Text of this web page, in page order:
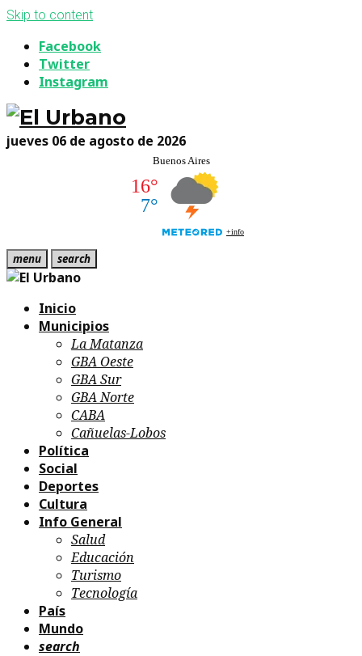
Skip to content
Facebook
Twitter
Instagram
jueves 06 de agosto de 2026
menu search
Inicio
Municipios
La Matanza
GBA Oeste
GBA Sur
GBA Norte
CABA
Cañuelas-Lobos
Política
Social
Deportes
Cultura
Info General
Salud
Educación
Turismo
Tecnología
País
Mundo
search